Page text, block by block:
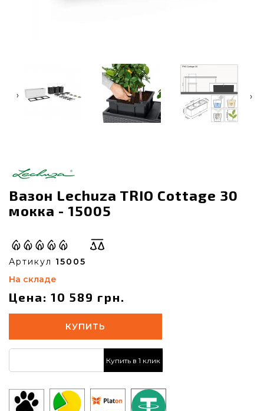
‹ ›
Вазон Lechuza TRIO Cottage 30
мокка - 15005
Артикул 15005
На складе
Цена: 10 589 грн.
КУПИТЬ
Купить в 1 клик